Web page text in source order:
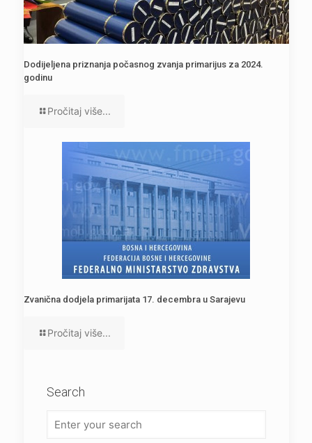
Dodijeljena priznanja počasnog zvanja primarijus za 2024.
godinu
Pročitaj više...
Zvanična dodjela primarijata 17. decembra u Sarajevu
Pročitaj više...
Search